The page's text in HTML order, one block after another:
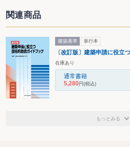
関連商品
建築基準 単行本
〔改訂版〕建築申請に役
在庫あり
通常書籍
5,280円(税込)
もっとみる